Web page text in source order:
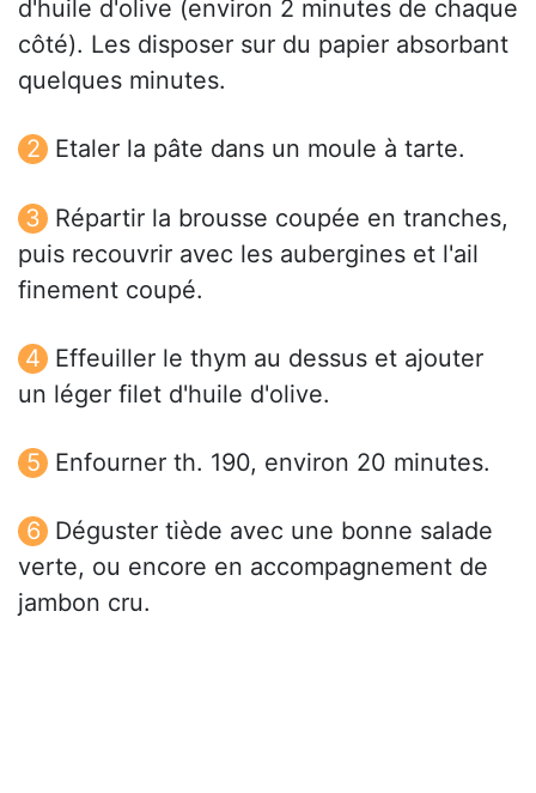
d'huile d'olive (environ 2 minutes de chaque
côté). Les disposer sur du papier absorbant
quelques minutes.
Etaler la pâte dans un moule à tarte.
Répartir la brousse coupée en tranches,
puis recouvrir avec les aubergines et l'ail
finement coupé.
Effeuiller le thym au dessus et ajouter
un léger filet d'huile d'olive.
Enfourner th. 190, environ 20 minutes.
Déguster tiède avec une bonne salade
verte, ou encore en accompagnement de
jambon cru.